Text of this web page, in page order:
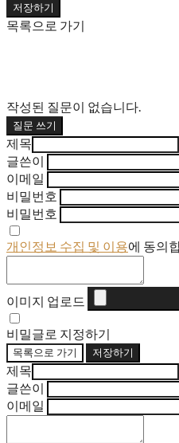
저장하기
목록으로 가기
작성된 질문이 없습니다.
질문 쓰기
제목
글쓴이
이메일
비밀번호
비밀번호
개인정보 수집 및 이용에 동의
이미지 업로드
비밀글로 지정하기
목록으로 가기 저장하기
제목
글쓴이
이메일